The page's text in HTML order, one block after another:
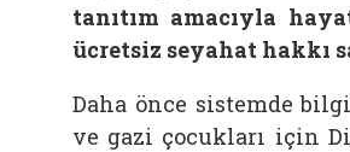
tanıtım amacıyla
ücretsiz seyahat hakkı
Daha önce sistemde
ve gazi çocukları için